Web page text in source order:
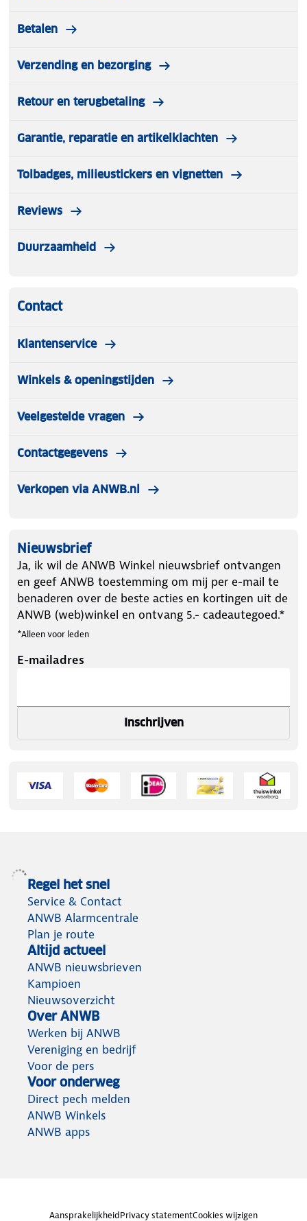
Betalen
Verzending en bezorging
Retour en terugbetaling
Garantie, reparatie en artikelklachten
Tolbadges, milieustickers en vignetten
Reviews
Duurzaamheid
Contact
Klantenservice
Winkels & openingstijden
Veelgestelde vragen
Contactgegevens
Verkopen via ANWB.nl
Nieuwsbrief
Ja, ik wil de ANWB Winkel nieuwsbrief ontvangen
en geef ANWB toestemming om mij per e-mail te
benaderen over de beste acties en kortingen uit de
ANWB (web)winkel en ontvang 5.- cadeautegoed.*
*Alleen voor leden
E-mailadres
Inschrijven
Regel het snel
Service & Contact
ANWB Alarmcentrale
Plan je route
Altijd actueel
ANWB nieuwsbrieven
Kampioen
Nieuwsoverzicht
Over ANWB
Werken bij ANWB
Vereniging en bedrijf
Voor de pers
Voor onderweg
Direct pech melden
ANWB Winkels
ANWB apps
AansprakelijkheidPrivacy statementCookies wijzigen